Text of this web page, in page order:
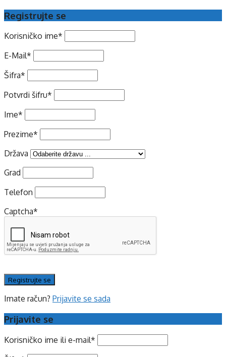
Registrujte se
Korisničko ime*
E-Mail*
Šifra*
Potvrdi šifru*
Ime*
Prezime*
Država
Grad
Telefon
Captcha*
Imate račun? Prijavite se sada
Prijavite se
Korisničko ime ili e-mail*